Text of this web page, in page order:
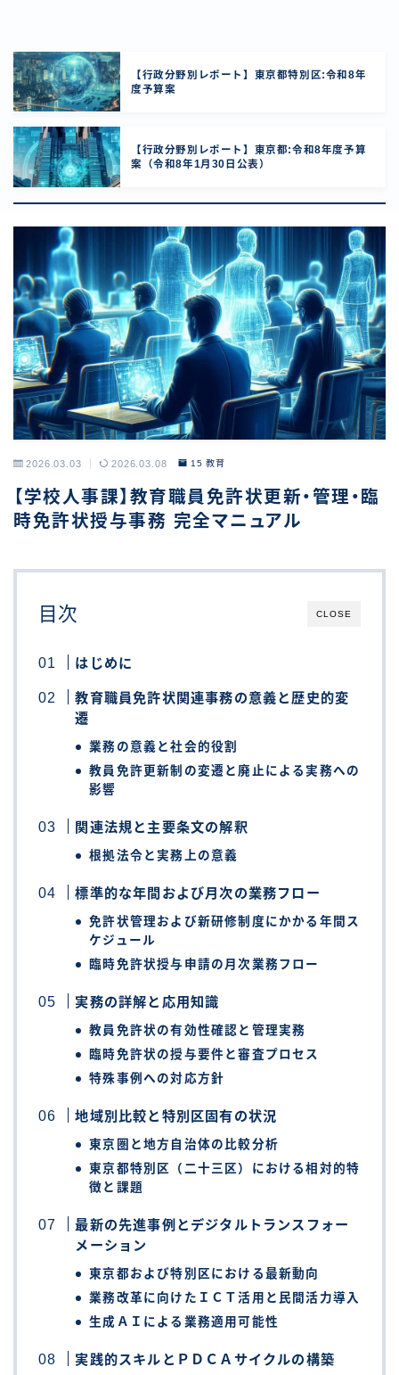
【行政分野別レポート】東京都特別区:令和8年
度予算案
【行政分野別レポート】東京都:令和8年度予算
案（令和8年1月30日公表）
2026.03.03 2026.03.08 15 教育
【学校人事課】教育職員免許状更新・管理・臨
時免許状授与事務 完全マニュアル
CLOSE
目次
はじめに
教育職員免許状関連事務の意義と歴史的変
遷
業務の意義と社会的役割
教員免許更新制の変遷と廃止による実務への
影響
関連法規と主要条文の解釈
根拠法令と実務上の意義
標準的な年間および月次の業務フロー
免許状管理および新研修制度にかかる年間ス
ケジュール
臨時免許状授与申請の月次業務フロー
実務の詳解と応用知識
教員免許状の有効性確認と管理実務
臨時免許状の授与要件と審査プロセス
特殊事例への対応方針
地域別比較と特別区固有の状況
東京圏と地方自治体の比較分析
東京都特別区（二十三区）における相対的特
徴と課題
最新の先進事例とデジタルトランスフォー
メーション
東京都および特別区における最新動向
業務改革に向けたＩＣＴ活用と民間活力導入
生成ＡＩによる業務適用可能性
実践的スキルとＰＤＣＡサイクルの構築